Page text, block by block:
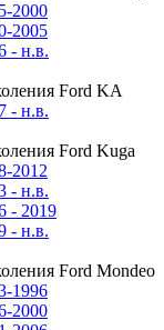
2000
2005
- н.в.
Ford KA
- н.в.
Ford Kuga
2012
- н.в.
- 2019
- н.в.
Ford Mondeo
1996
2000